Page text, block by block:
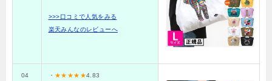
>>>口コミで人気をみる
楽天みんなのレビューへ
04 ・ ★★★★★4.83